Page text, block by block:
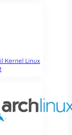
Kernel Linux